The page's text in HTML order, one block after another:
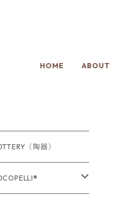
HOME ABOUT
（陶器）